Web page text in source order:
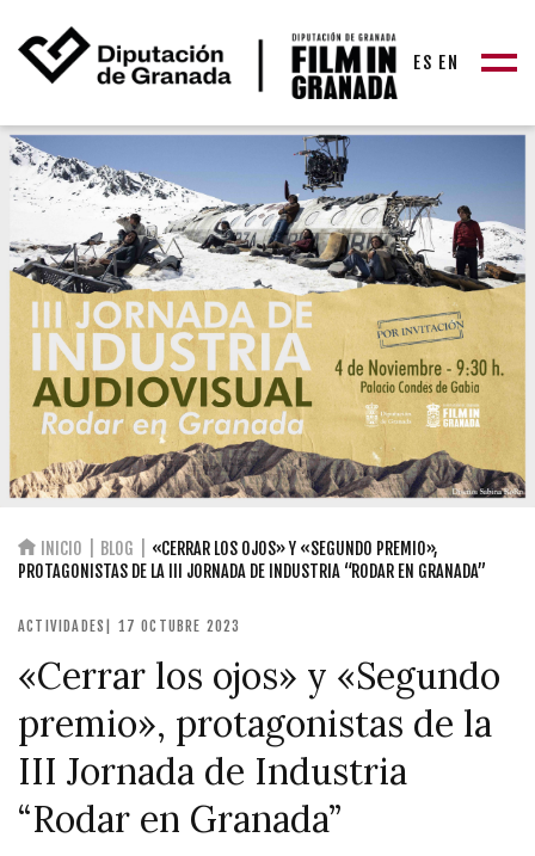
ES EN
INICIO BLOG
«CERRAR LOS OJOS» Y «SEGUNDO PREMIO»,
PROTAGONISTAS DE LA III JORNADA DE INDUSTRIA “RODAR EN GRANADA”
ACTIVIDADES | 17 OCTUBRE 2023
«Cerrar los ojos» y «Segundo
premio», protagonistas de la
III Jornada de Industria
“Rodar en Granada”